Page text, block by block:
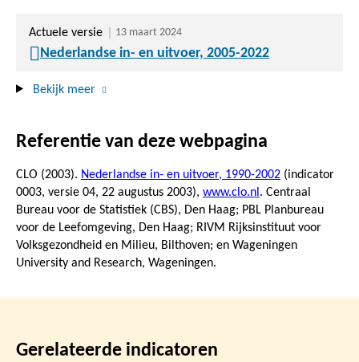
Actuele versie 13 maart 2024
Nederlandse in- en uitvoer, 2005-2022
Bekijk meer
Referentie van deze webpagina
CLO (2003). Nederlandse in- en uitvoer, 1990-2002 (indicator
0003, versie 04, 22 augustus 2003), www.clo.nl . Centraal
Bureau voor de Statistiek (CBS), Den Haag; PBL Planbureau
voor de Leefomgeving, Den Haag; RIVM Rijksinstituut voor
Volksgezondheid en Milieu, Bilthoven; en Wageningen
University and Research, Wageningen.
Gerelateerde indicatoren